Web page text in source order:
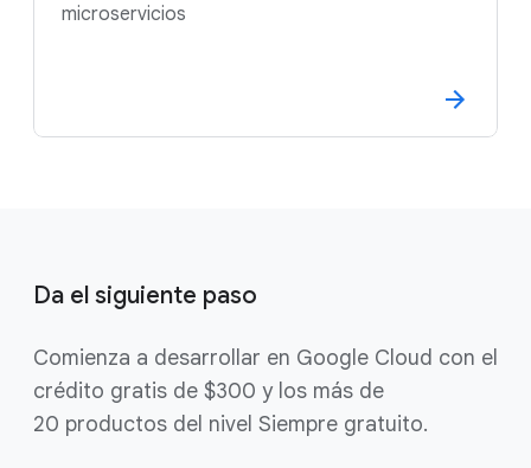
microservicios
Da el siguiente paso
Comienza a desarrollar en Google Cloud con el
crédito gratis de $300 y los más de
20 productos del nivel Siempre gratuito.